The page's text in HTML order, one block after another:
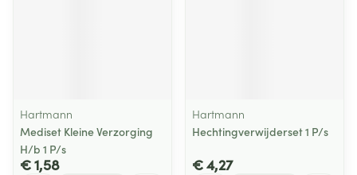
Hartmann
Mediset Kleine Verzorging
H/b 1 P/s
€ 1,58
Hartmann
Hechtingverwijderset 1 P/s
€ 4,27